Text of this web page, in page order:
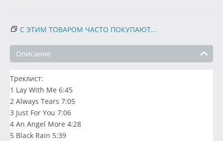
С ЭТИМ ТОВАРОМ ЧАСТО ПОКУПАЮТ...
Описание
Треклист:
1 Lay With Me 6:45
2 Always Tears 7:05
3 Just For You 7:06
4 An Angel More 4:28
5 Black Rain 5:39